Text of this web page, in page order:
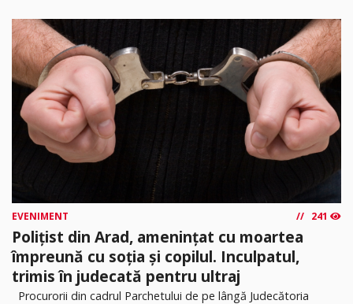
EVENIMENT 241
Polițist din Arad, amenințat cu moartea
împreună cu soția și copilul. Inculpatul,
trimis în judecată pentru ultraj
Procurorii din cadrul Parchetului de pe lângă Judecătoria